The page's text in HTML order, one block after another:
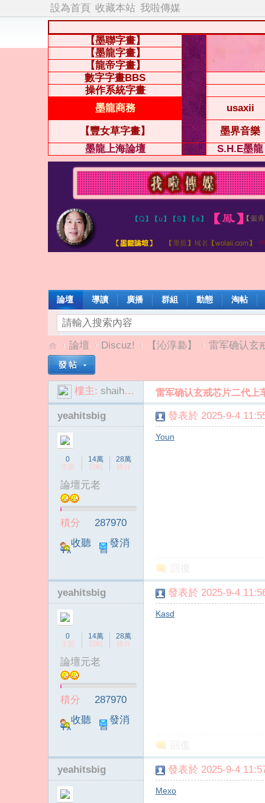
設為首頁 收藏本站 我啦傳媒
【墨聯字畫】
【墨龍字畫】
【龍帝字畫】
數字字畫BBS
操作系統字畫
墨龍商務
usaxii
【豐女草字畫】 墨界音樂
墨龍上海論壇
S.H.E墨龍
論壇 導讀 廣播 群組 動態 淘帖
»
論壇
›
Discuz! 【沁淳裊】
›
雷军确认玄
樓主: shaihao520 雷军确认玄戒芯片二代上
yeahitsbig
0
主題
14萬
回帖
28萬
積分
論壇元老
積分
287970
收聽
TA
發消
息
發表於 2025-9-4
Youn
yeahitsbig
0
主題
14萬
回帖
28萬
積分
論壇元老
積分
287970
收聽
TA
發消
息
發表於 2025-9-4
Kasd
yeahitsbig 發表於 2025-9-4
Mexo